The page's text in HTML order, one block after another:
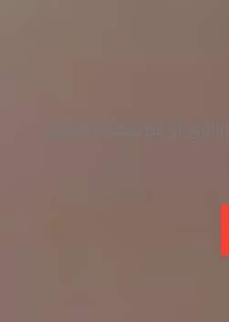
أو قم بحسابة مشروع